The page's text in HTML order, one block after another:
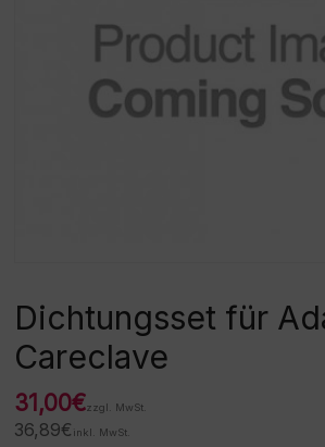
Dichtungsset für
Careclave
31,00€zzgl. MwSt.
36,89€ inkl. MwSt.